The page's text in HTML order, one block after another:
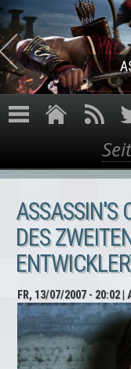
Suche
ASSASSIN'S
DES
FR, 13/07/2007 - 20:02|